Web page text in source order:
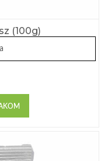
(100g)